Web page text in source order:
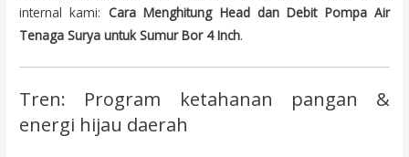
internal kami: Cara Menghitung Head dan Debit Pompa Air
Tenaga Surya untuk Sumur Bor 4 Inch.
Tren: Program ketahanan pangan &
energi hijau daerah